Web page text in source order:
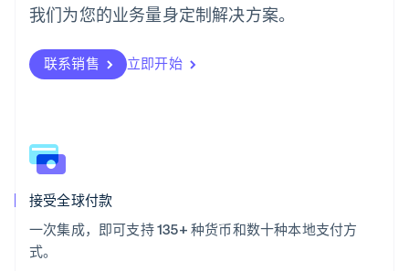
我们为您的业务量身定制解决方案。
联系销售 立即开始
接受全球付款
一次集成，即可支持 135+ 种货币和数十种本地支付方
式。
日本
瑞典
Svenska English
瑞士
斯洛伐克
English
斯洛文尼亚
EnglishItaliano
泰国